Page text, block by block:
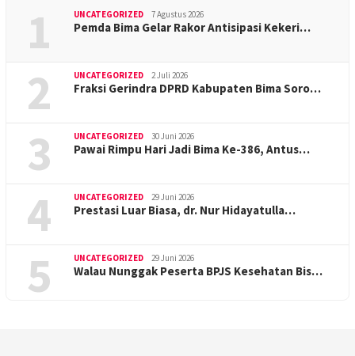
1 UNCATEGORIZED 7 Agustus 2026
Pemda Bima Gelar Rakor Antisipasi Kekeri…
2 UNCATEGORIZED 2 Juli 2026
Fraksi Gerindra DPRD Kabupaten Bima Soro…
3 UNCATEGORIZED 30 Juni 2026
Pawai Rimpu Hari Jadi Bima Ke-386, Antus…
4 UNCATEGORIZED 29 Juni 2026
Prestasi Luar Biasa, dr. Nur Hidayatulla…
5 UNCATEGORIZED 29 Juni 2026
Walau Nunggak Peserta BPJS Kesehatan Bis…